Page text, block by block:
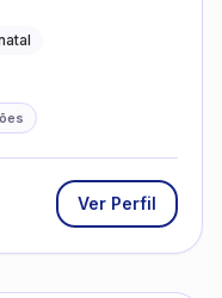
Ver Perfil